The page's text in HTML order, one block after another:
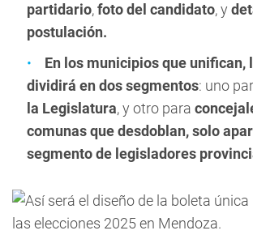
partidario,foto del candidato, y
postulación.
En los municipios que unifican,
dividirá en dos segmentos: uno
la Legislatura, y otro para
comunas que desdoblan, solo
segmento de legisladores